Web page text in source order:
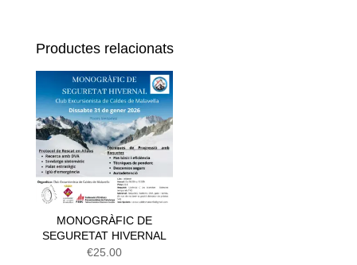
Productes relacionats
MONOGRÀFIC DE
SEGURETAT HIVERNAL
€25.00